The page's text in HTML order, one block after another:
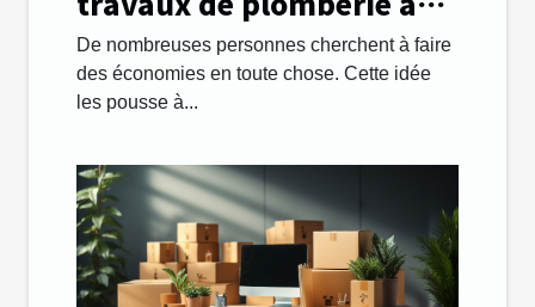
une entreprise ?
De nombreuses personnes cherchent à faire
des économies en toute chose. Cette idée
les pousse à...